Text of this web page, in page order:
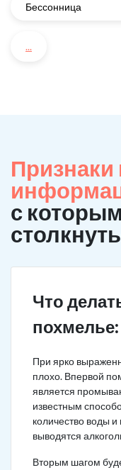
Бессонница
...
Признаки
с
Что
При ярко
плохо. Впервой
является
известным
количество воды
выводятся
Вторым шагом